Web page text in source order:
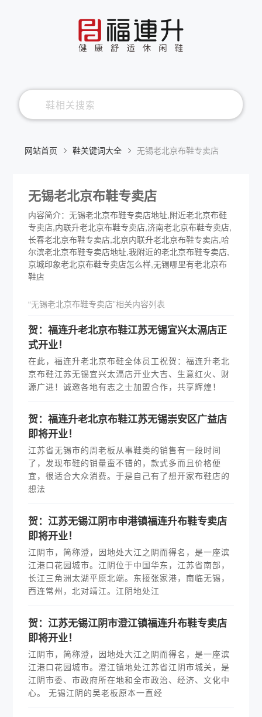
网站首页 鞋关键词大全 无锡老北京布鞋专卖店
无锡老北京布鞋专卖店
内容简介：无锡老北京布鞋专卖店地址,附近老北京布鞋
专卖店,内联升老北京布鞋专卖店,济南老北京布鞋专卖店,
长春老北京布鞋专卖店,北京内联升老北京布鞋专卖店,哈
尔滨老北京布鞋专卖店地址,我附近的老北京布鞋专卖店,
京城印象老北京布鞋专卖店怎么样,无锡哪里有老北京布
鞋店
“无锡老北京布鞋专卖店”相关内容列表
贺：福连升老北京布鞋江苏无锡宜兴太滆店正
式开业！
在此，福连升老北京布鞋全体员工祝贺：福连升老北
京布鞋江苏无锡宜兴太滆店开业大吉、生意红火、财
源广进！诚邀各地有志之士加盟合作，共享辉煌！
贺：福连升老北京布鞋江苏无锡崇安区广益店
即将开业！
江苏省无锡市的周老板从事鞋类的销售有一段时间
了，发现布鞋的销量蛮不错的，款式多而且价格便
宜，很适合大众消费。于是自己有了想开家布鞋店的
想法
贺：江苏无锡江阴市申港镇福连升布鞋专卖店
即将开业！
江阴市，简称澄，因地处大江之阴而得名，是一座滨
江港口花园城市。江阴位于中国华东，江苏省南部，
长江三角洲太湖平原北端。东接张家港，南临无锡，
西连常州，北对靖江。江阴地处江
贺：江苏无锡江阴市澄江镇福连升布鞋专卖店
即将开业！
江阴市，简称澄，因地处大江之阴而得名，是一座滨
江港口花园城市。澄江镇地处江苏省江阴市城关，是
江阴市委、市政府所在地和全市政治、经济、文化中
心。 无锡江阴的吴老板原本一直经